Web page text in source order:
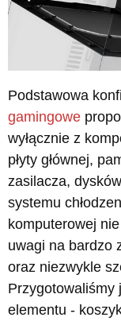
Podstawowa
gamingowe
wyłącznie z
płyty głównej,
zasilacza,
systemu
komputerowej
uwagi na bardzo
oraz niezwykle
Przygotowaliśmy
elementu -